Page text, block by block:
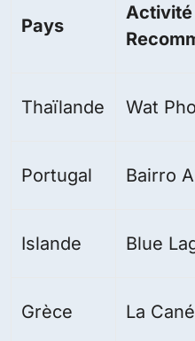
Pays
Activité
Thaïlande Wat Pho
Portugal Bairro
Islande Blue
Grèce La